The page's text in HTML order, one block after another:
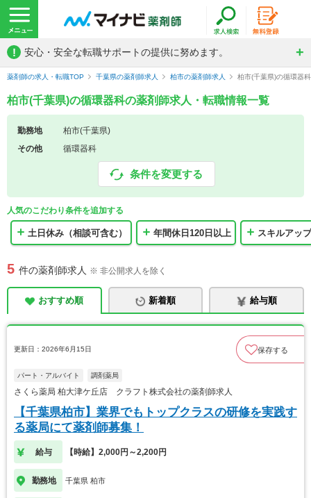
! 安心・安全な転職サポートの提供に努めます。
薬剤師の求人・転職TOP 千葉県の薬剤師求人 柏市の薬剤師求人 柏市(千葉県)の循環器
柏市(千葉県)の循環器科の薬剤師求人・転職情報一覧
勤務地
柏市(千葉県)
その他
循環器科
条件を変更する
人気のこだわり条件を追加する
土日休み（相談可含む） 年間休日120日以上 スキルアップ
5 件の薬剤師求人 ※ 非公開求人を除く
おすすめ順 新着順 給与順
更新日：2026年6月15日 保存する
パート・アルバイト 調剤薬局
さくら薬局 柏大津ケ丘店 クラフト株式会社の薬剤師求人
【千葉県柏市】業界でもトップクラスの研修を実践す
る薬局にて薬剤師募集！
給与 【時給】2,000円～2,200円
勤務地 千葉県 柏市